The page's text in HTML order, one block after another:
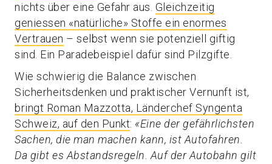
nichts über eine Gefahr aus. Gleichzeitig
geniessen «natürliche» Stoffe ein enormes
Vertrauen – selbst wenn sie potenziell giftig
sind. Ein Paradebeispiel dafür sind Pilzgifte.
Wie schwierig die Balance zwischen
Sicherheitsdenken und praktischer Vernunft ist,
bringt Roman Mazzotta, Länderchef Syngenta
Schweiz, auf den Punkt: «Eine der gefährlichsten
Sachen, die man machen kann, ist Autofahren.
Da gibt es Abstandsregeln. Auf der Autobahn gilt